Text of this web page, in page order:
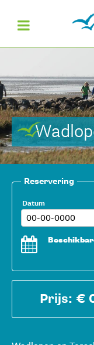
Reservering
Datum
Prijs: €